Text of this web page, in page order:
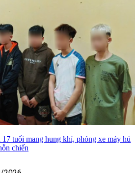
tuổi mang hung khí, phóng xe máy hú
chiến